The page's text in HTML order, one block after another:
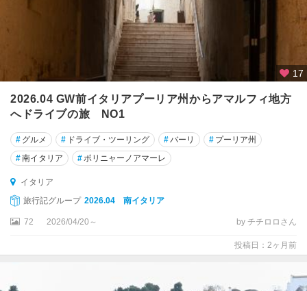
ア
島
タ
リ
ア
ウ
ル
ビ
17
2026.04 GW前イタリアプーリア州からアマルフィ地方
へドライブの旅 NO1
# グルメ # ドライブ・ツーリング #バーリ # プーリア州
#南イタリア # ポリニャーノアマーレ
イタリア
旅行記グループ 2026.04 南イタリア
72 2026/04/20～ by チチロロさん
投稿日：2ヶ月前